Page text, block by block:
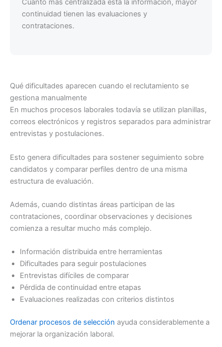
Cuanto más centralizada está la información, mayor
continuidad tienen las evaluaciones y
contrataciones.
Qué dificultades aparecen cuando el reclutamiento se
gestiona manualmente
En muchos procesos laborales todavía se utilizan planillas,
correos electrónicos y registros separados para administrar
entrevistas y postulaciones.
Esto genera dificultades para sostener seguimiento sobre
candidatos y comparar perfiles dentro de una misma
estructura de evaluación.
Además, cuando distintas áreas participan de las
contrataciones, coordinar observaciones y decisiones
comienza a resultar mucho más complejo.
Información distribuida entre herramientas
Dificultades para seguir postulaciones
Entrevistas difíciles de comparar
Pérdida de continuidad entre etapas
Evaluaciones realizadas con criterios distintos
Ordenar procesos de selección ayuda considerablemente a
mejorar la organización laboral.